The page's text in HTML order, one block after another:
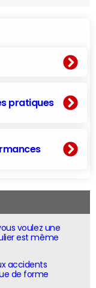
pratiques
voulez une
est même
accidents
de forme